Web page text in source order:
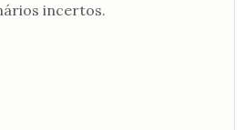
incertos.